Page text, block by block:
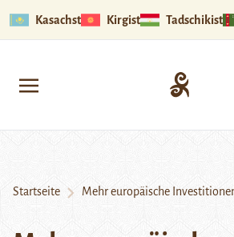
Kasachstan Kirgistan
Startseite Mehr europäische